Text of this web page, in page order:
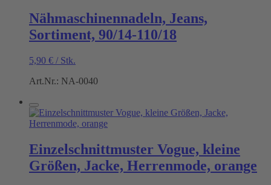
Nähmaschinennadeln, Jeans,
Sortiment, 90/14-110/18
5,90 € / Stk.
Art.Nr.: NA-0040
Einzelschnittmuster Vogue, kleine
Größen, Jacke, Herrenmode, orange